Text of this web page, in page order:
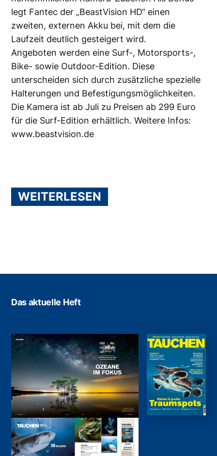
legt Fantec der „BeastVision HD“ einen
zweiten, externen Akku bei, mit dem die
Laufzeit deutlich gesteigert wird.
Angeboten werden eine Surf-, Motorsports-,
Bike- sowie Outdoor-Edition. Diese
unterscheiden sich durch zusätzliche spezielle
Halterungen und Befestigungsmöglichkeiten.
Die Kamera ist ab Juli zu Preisen ab 299 Euro
für die Surf-Edition erhältlich. Weitere Infos:
www.beastvision.de
WEITERLESEN
Das aktuelle Heft